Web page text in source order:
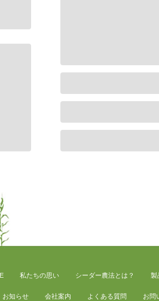
私たちの思い シーダー農法とは？ 製
お知らせ 会社案内 よくある質問 お問